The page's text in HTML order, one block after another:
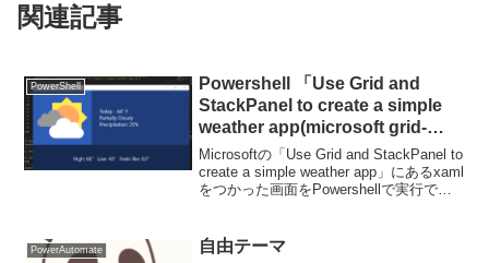
関連記事
PowerShell
Powershell 「Use Grid and
StackPanel to create a simple
weather app(microsoft grid-
tutorial)」のPowershell対応
Microsoftの「Use Grid and StackPanel to
create a simple weather app」にあるxaml
をつかった画面をPowershellで実行でき
PowerAutomate 自由テーマ